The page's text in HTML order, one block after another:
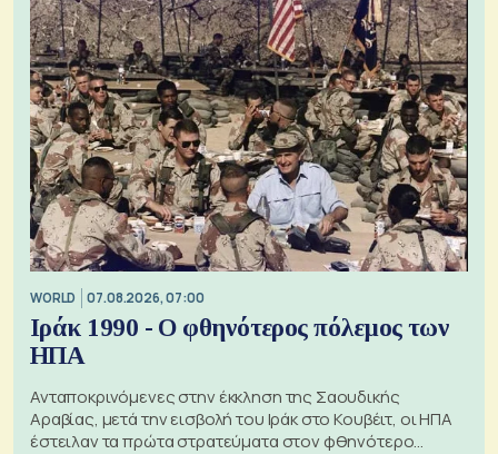
WORLD 07.08.2026, 07:00
Ιράκ 1990 - Ο φθηνότερος πόλεμος των
ΗΠΑ
Ανταποκρινόμενες στην έκκληση της Σαουδικής
Αραβίας, μετά την εισβολή του Ιράκ στο Κουβέιτ, οι ΗΠΑ
έστειλαν τα πρώτα στρατεύματα στον φθηνότερο